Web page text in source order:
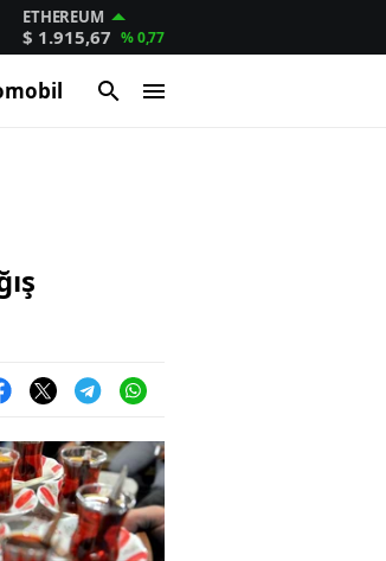
ETHEREUM
$ 1.915,67 % 0,77